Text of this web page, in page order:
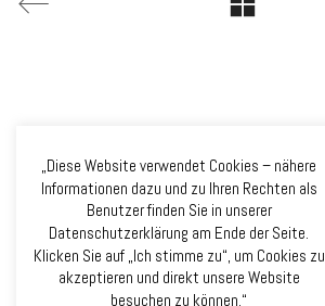
„Diese Website verwendet Cookies – nähere
Informationen dazu und zu Ihren Rechten als
Benutzer finden Sie in unserer
Datenschutzerklärung am Ende der Seite.
Klicken Sie auf „Ich stimme zu“, um Cookies zu
akzeptieren und direkt unsere Website
besuchen zu können.“